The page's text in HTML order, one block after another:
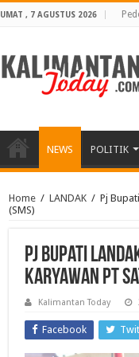
JUMAT , 7 AGUSTUS 2026
NEWS POLITIK
Home / LANDAK / Pj
(SMS)
Pj Bupati
Karyawan PT
Kalimantan Today
Facebook